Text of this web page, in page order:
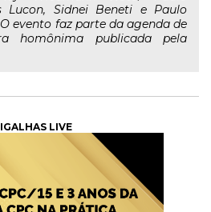
Lucon, Sidnei Beneti e Paulo
evento faz parte da agenda de
homônima publicada pela
LIVE